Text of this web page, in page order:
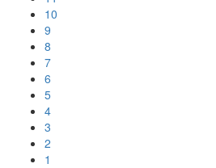
10
9
8
7
6
5
4
3
2
1